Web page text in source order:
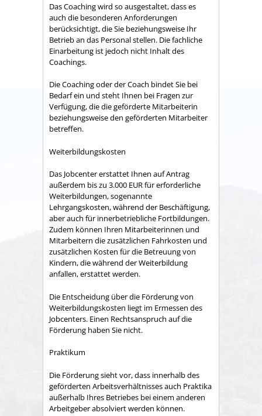
Das Coaching wird so ausgestaltet, dass es
auch die besonderen Anforderungen
berücksichtigt, die Sie beziehungsweise Ihr
Betrieb an das Personal stellen. Die fachliche
Einarbeitung ist jedoch nicht Inhalt des
Coachings.
Die Coaching oder der Coach bindet Sie bei
Bedarf ein und steht Ihnen bei Fragen zur
Verfügung, die die geförderte Mitarbeiterin
beziehungsweise den geförderten Mitarbeiter
betreffen.
Weiterbildungskosten
Das Jobcenter erstattet Ihnen auf Antrag
außerdem bis zu 3.000 EUR für erforderliche
Weiterbildungen, sogenannte
Lehrgangskosten, während der Beschäftigung,
aber auch für innerbetriebliche Fortbildungen.
Zudem können Ihren Mitarbeiterinnen und
Mitarbeitern die zusätzlichen Fahrkosten und
zusätzlichen Kosten für die Betreuung von
Kindern, die während der Weiterbildung
anfallen, erstattet werden.
Die Entscheidung über die Förderung von
Weiterbildungskosten liegt im Ermessen des
Jobcenters. Einen Rechtsanspruch auf die
Förderung haben Sie nicht.
Praktikum
Die Förderung sieht vor, dass innerhalb des
geförderten Arbeitsverhältnisses auch Praktika
außerhalb Ihres Betriebes bei einem anderen
Arbeitgeber absolviert werden können.